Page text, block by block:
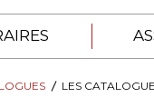
DE LA LILA
LES CATALOGUES DE